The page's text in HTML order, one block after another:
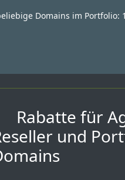
Domains im Portfolio:
Rabatte für
und